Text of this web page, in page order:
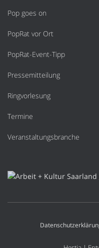
Pop goes on
PopRat vor Ort
PopRat-Event-Tipp
Pressemitteilung
Ringvorlesung
Termine
Veranstaltungsbranche